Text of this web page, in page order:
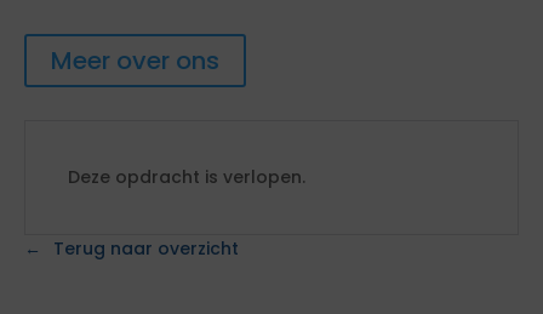
Meer over ons
Deze opdracht is verlopen.
Terug naar overzicht